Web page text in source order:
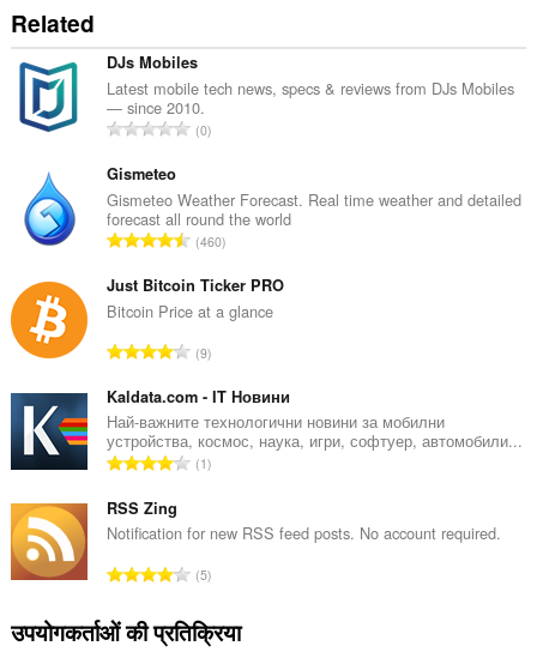
Related
DJs Mobiles
Latest mobile tech news, specs & reviews from DJs Mobiles
— since 2010.
रे
की
कु
ल
ख्या
:
0
Gismeteo
Gismeteo Weather Forecast. Real time weather and detailed
forecast all round the world
रे
ग
की
ल
ख्या
:
460
Just Bitcoin Ticker PRO
Bitcoin Price at a glance
रे
ग
की
कु
ल
:
9
Kaldata.com - IT Новини
Най-важните технологични новини за мобилни
устройства, космос, наука, игри, софтуер, автомобили...
रे
की
ल
ख्या
1
RSS Zing
Notification for new RSS feed posts. No account required.
रे
ग
की
5
उपयोगकर्ताओं की प्रतिक्रिया